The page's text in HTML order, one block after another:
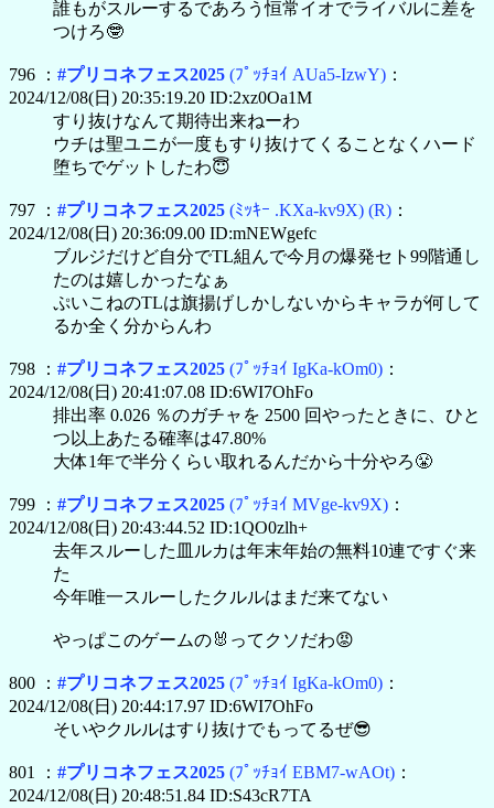
誰もがスルーするであろう恒常イオでライバルに差を
つけろ🤓
796 ： #プリコネフェス2025 (ﾌﾟｯﾁｮｲ AUa5-IzwY) ：
2024/12/08(日) 20:35:19.20 ID:2xz0Oa1M
すり抜けなんて期待出来ねーわ
ウチは聖ユニが一度もすり抜けてくることなくハード
堕ちでゲットしたわ😇
797 ： #プリコネフェス2025 (ﾐｯｷｰ .KXa-kv9X) (R) ：
2024/12/08(日) 20:36:09.00 ID:mNEWgefc
ブルジだけど自分でTL組んで今月の爆発セト99階通し
たのは嬉しかったなぁ
ぷいこねのTLは旗揚げしかしないからキャラが何して
るか全く分からんわ
798 ： #プリコネフェス2025 (ﾌﾟｯﾁｮｲ IgKa-kOm0) ：
2024/12/08(日) 20:41:07.08 ID:6WI7OhFo
排出率 0.026 ％のガチャを 2500 回やったときに、ひと
つ以上あたる確率は47.80%
大体1年で半分くらい取れるんだから十分やろ😤
799 ： #プリコネフェス2025 (ﾌﾟｯﾁｮｲ MVge-kv9X) ：
2024/12/08(日) 20:43:44.52 ID:1QO0zlh+
去年スルーした皿ルカは年末年始の無料10連ですぐ来
た
今年唯一スルーしたクルルはまだ来てない
やっぱこのゲームの🐰ってクソだわ😡
800 ： #プリコネフェス2025 (ﾌﾟｯﾁｮｲ IgKa-kOm0) ：
2024/12/08(日) 20:44:17.97 ID:6WI7OhFo
そいやクルルはすり抜けでもってるぜ😎
801 ： #プリコネフェス2025 (ﾌﾟｯﾁｮｲ EBM7-wAOt) ：
2024/12/08(日) 20:48:51.84 ID:S43cR7TA